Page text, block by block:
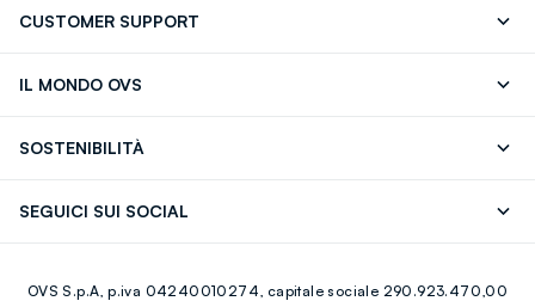
CUSTOMER SUPPORT
IL MONDO OVS
Giftcard
SOSTENIBILITÀ
SEGUICI SUI SOCIAL
Youtube Linkedin
OVS S.p.A, p.iva 04240010274, capitale sociale 290.923.470,00